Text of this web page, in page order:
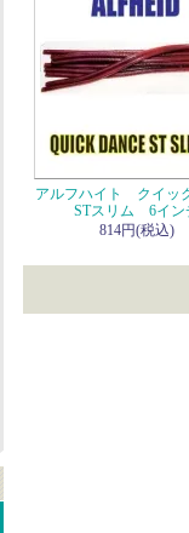
アルフハイト クイッ
STスリム 6イン
814円(税込)